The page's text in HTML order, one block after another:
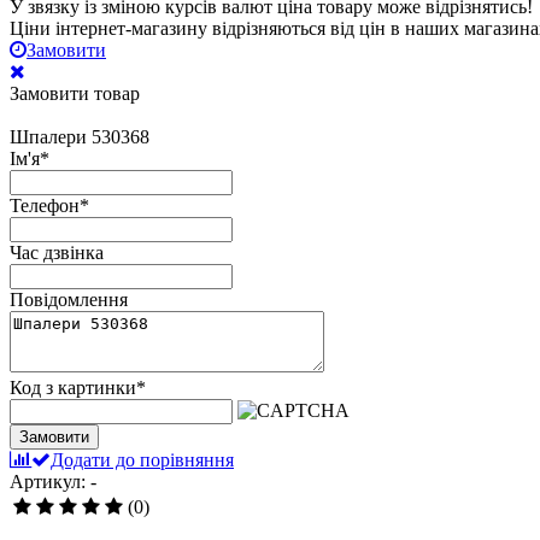
У звязку із зміною курсів валют ціна товару може відрізнятись!
Ціни інтернет-магазину відрізняються від цін в наших
Замовити
Замовити товар
Шпалери 530368
Ім'я*
Телефон*
Час дзвінка
Повідомлення
Код з картинки*
Замовити
Додати до порівняння
Артикул: -
(0)